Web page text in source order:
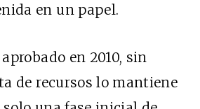
en un papel.
en 2010, sin
de recursos lo mantiene